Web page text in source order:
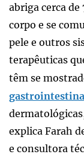
abriga cerca
corpo e se
pele e outros
terapêuticas
têm se
explica Farah
e consultora